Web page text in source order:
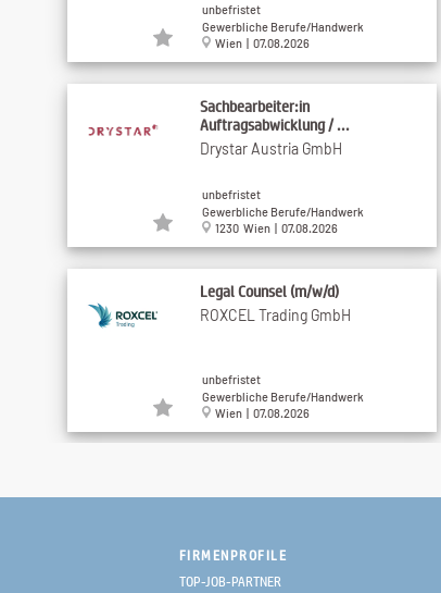
unbefristet
Gewerbliche Berufe/Handwerk
Wien | 07.08.2026
Sachbearbeiter:in
Auftragsabwicklung / ...
Drystar Austria GmbH
unbefristet
Gewerbliche Berufe/Handwerk
1230 Wien | 07.08.2026
Legal Counsel (m/w/d)
ROXCEL Trading GmbH
unbefristet
Gewerbliche Berufe/Handwerk
Wien | 07.08.2026
Projektleiter/in - ...
unbefristet
Gewerbliche Berufe/Handwerk
FIRMENPROFILE
TOP-JOB-PARTNER